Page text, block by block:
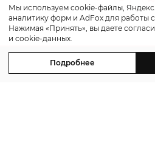
Мы используем cookie-файлы,
аналитику форм и AdFox для работы
Нажимая «Принять», вы даете
и cookie-данных.
Подробнее